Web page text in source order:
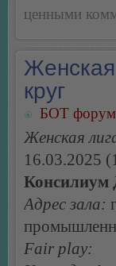
ценными
Женская
круг
БОТ
Женская
16.03.2025
Консилиум
Адрес зала:
Fair play: